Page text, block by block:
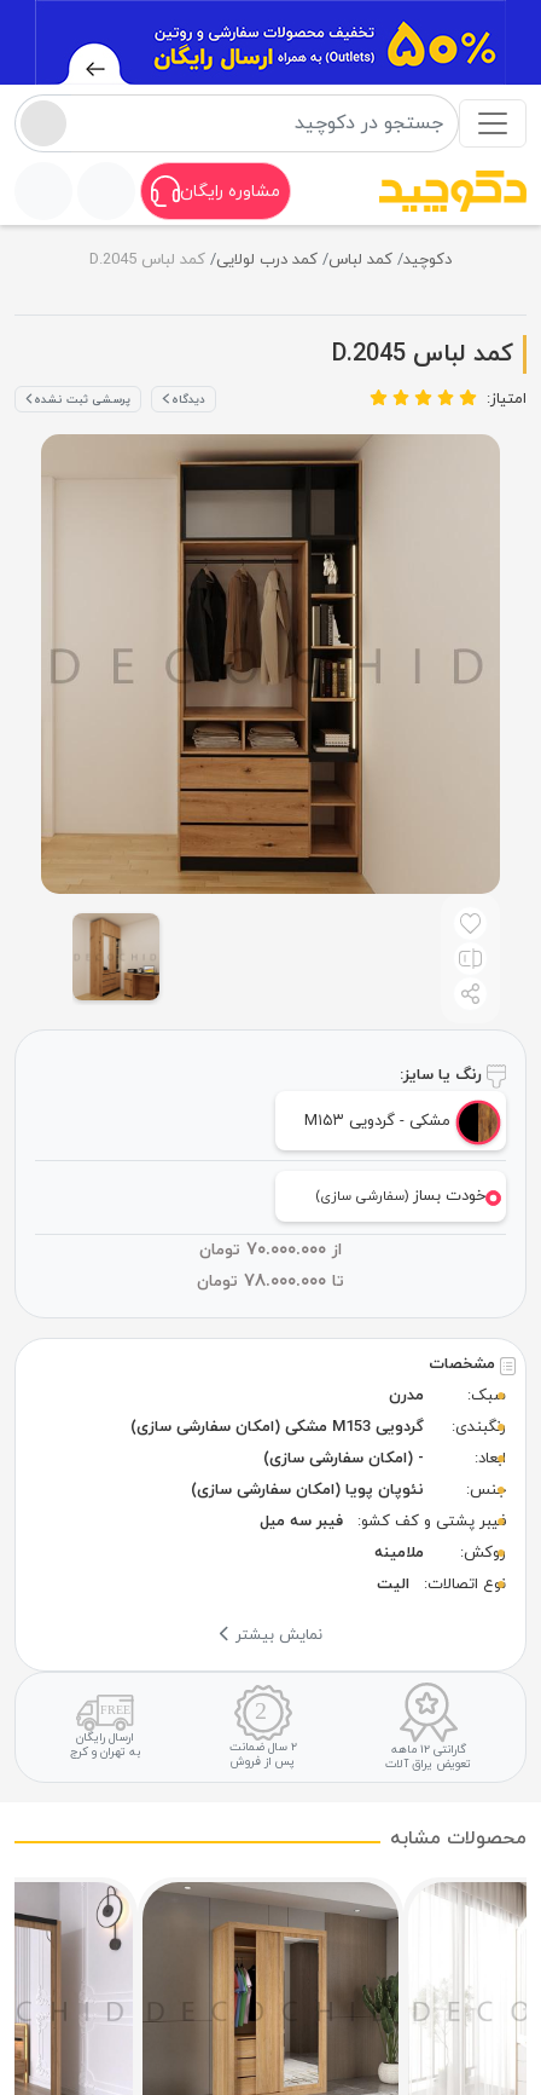
مشاوره رایگان
دکوچید کمد لباس کمد درب لولایی کمد لباس D.2045
کمد لباس D.2045
امتیاز: دیدگاه پرسشی ثبت نشده
مشخصات
سبک:
مدرن
رنگبندی:
گردویی M153 مشکی (امکان سفارشی سازی)
ابعاد:
- (امکان سفارشی سازی)
جنس:
نئوپان پویا (امکان سفارشی سازی)
فیبر پشتی و کف کشو:
فیبر سه میل
روکش:
ملامینه
نوع اتصالات:
الیت
نمایش بیشتر
گارانتی ۱۲ ماهه
تعویض یراق آلات
۲ سال ضمانت
پس از فروش
ارسال رایگان
به تهران و کرج
رنگ یا سایز:
مشکی - گردویی M۱۵۳
خودت بساز(سفارشی سازی)
از۷۰.۰۰۰.۰۰۰
تومان
تا
تومان
محصولات مشابه